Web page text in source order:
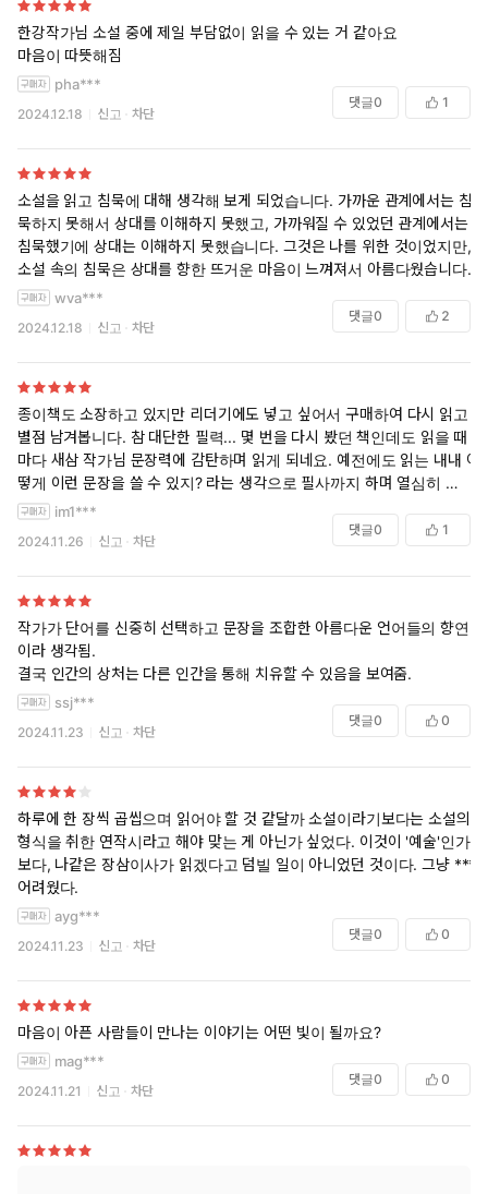
구지프)
지구상에 존재하는 가장 오래되고 단단한 문자인 희랍어처럼, 빛과
어둠으로만 완성되는 흑백사진처럼, 소설은 일체의 군더더기가 없으
며 그 결이 곱고 단단하다. 목수이며 사진작가인 서영기는 어느 인터
반응하며 정신적으로 집중하게 된다. 사진은 세계에 대한 내 사고의
에서 둘은 경계가 없어진다.”(월간 사진, 2011.11)
한강의 경우, 그리고 이 소설 『희랍어 시간』의 경우 그것은 언어
일 것이다. 넘치거나 모자람이 없는 감정과 고르고 또 고른 절제된
단어들. 언어로, 문장 그 자체로 세계를 보고 느끼고 표현하는. 단어
하나하나, 문장 하나하나가 이미 한 장의 사진과, 이 한 편의 소설과
그대로 닮아 있는.
이 소설과 함께, 우리는 이미 오래전에 존재하던 것들, 그 기미와 흔
적들, 영원과도 같은 어떤 찰나들, 그리고 그 모든 것들이 한 자리에
서 만나는 어떤 한 장면을 목격하게 될 것이다.
한강작가님 소설 중에 제일 부담없이 읽을 수 있는 거 같아요
마음이 따뜻해짐
pha***
2024.12.18 신고 차단
댓글0 1
소설을 읽고 침묵에 대해 생각해 보게 되었습니다. 가까운 관계에서는 침
묵하지 못해서 상대를 이해하지 못했고, 가까워질 수 있었던 관계에서는
침묵했기에 상대는 이해하지 못했습니다. 그것은 나를 위한 것이었지만,
소설 속의 침묵은 상대를 향한 뜨거운 마음이 느껴져서 아름다웠습니다.
wva***
2024.12.18 신고 차단
댓글0 2
종이책도 소장하고 있지만 리더기에도 넣고 싶어서 구매하여 다시 읽고
별점 남겨봅니다. 참 대단한 필력... 몇 번을 다시 봤던 책인데도 읽을 때
마다 새삼 작가님 문장력에 감탄하며 읽게 되네요. 예전에도 읽는 내내 어
떻게 이런 문장을 쓸 수 있지? 라는 생각으로 필사까지 하며 열심히 읽었
던 책이었어요. 쉬운 책이라는 생각은 들지 않지만 처음 보시는 분들도 한
문장 한문장 조금씩 음미하면서 꼭 읽어보셨으면 합니다! 작가님 수상 소
식에 책 읽는 분들 많아져서 너무 좋고, 작가님 예전 책들도 함께 화제가
되고 있어서 더 기쁩니다.
im1***
2024.11.26 신고 차단
댓글0 1
작가가 단어를 신중히 선택하고 문장을 조합한 아름다운 언어들의 향연
이라 생각됨.
결국 인간의 상처는 다른 인간을 통해 치유할 수 있음을 보여줌.
ssj***
2024.11.23 신고 차단
댓글0 0
하루에 한 장씩 곱씹으며 읽어야 할 것 같달까 소설이라기보다는 소설의
형식을 취한 연작시라고 해야 맞는 게 아닌가 싶었다. 이것이 '예술'인가
보다, 나같은 장삼이사가 읽겠다고 덤빌 일이 아니었던 것이다. 그냥 ***
어려웠다.
ayg***
2024.11.23 신고 차단
댓글0 0
마음이 아픈 사람들이 만나는 이야기는 어떤 빛이 될까요?
mag***
2024.11.21 신고 차단
댓글0 0